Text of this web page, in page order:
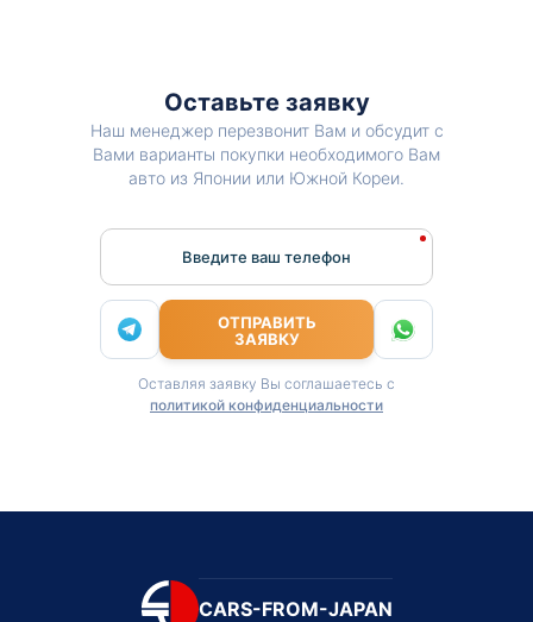
Оставьте заявку
Наш менеджер перезвонит Вам и обсудит с
Вами варианты покупки необходимого Вам
авто из Японии или Южной Кореи.
Введите ваш телефон
ОТПРАВИТЬ
ЗАЯВКУ
Оставляя заявку Вы соглашаетесь с
политикой конфиденциальности
CARS-FROM-JAPAN